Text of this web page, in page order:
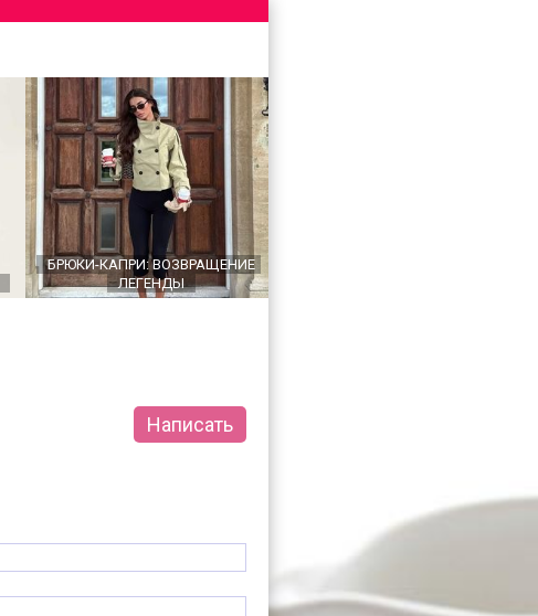
БРЮКИ-КАПРИ: ВОЗВРАЩЕНИЕ
ЛЕГЕНДЫ
Написать